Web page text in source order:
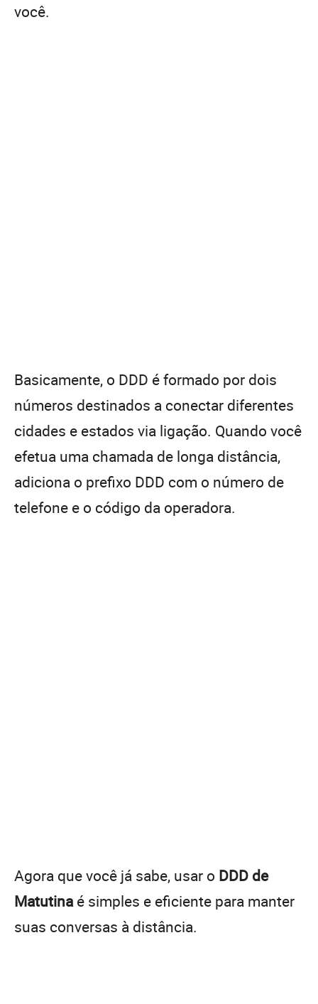
você.
Basicamente, o DDD é formado por dois
números destinados a conectar diferentes
cidades e estados via ligação. Quando você
efetua uma chamada de longa distância,
adiciona o prefixo DDD com o número de
telefone e o código da operadora.
Agora que você já sabe, usar o DDD de
Matutina é simples e eficiente para manter
suas conversas à distância.